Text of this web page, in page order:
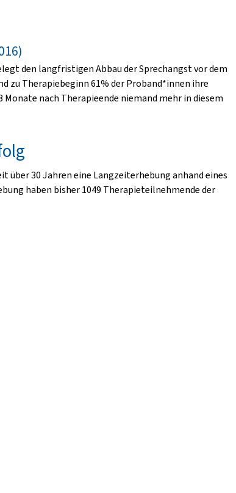
den langfristigen Abbau der Sprechangst vor dem
zu Therapiebeginn 61% der Proband*innen ihre
nach Therapieende niemand mehr in diesem
30 Jahren eine Langzeiterhebung anhand eines
haben bisher 1049 Therapieteilnehmende der